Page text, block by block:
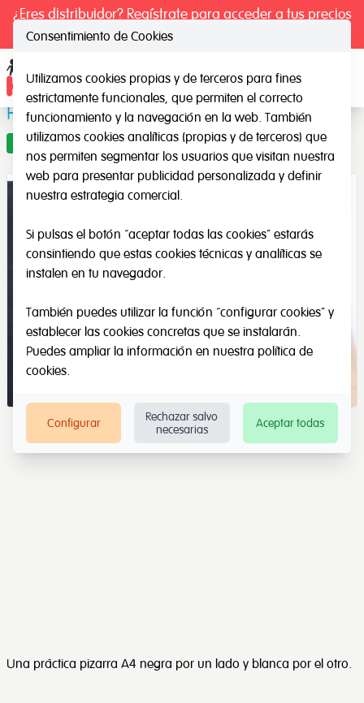
¿Eres distribuidor? Regístrate para acceder a tus precios
exclusivos.
Pizarrita Blanca y Negra
Oferta
Una práctica pizarra A4 negra por un lado y blanca por el otro.
Consentimiento de Cookies
Utilizamos cookies propias y de terceros para fines
estrictamente funcionales, que permiten el correcto
funcionamiento y la navegación en la web. También
utilizamos cookies analíticas (propias y de terceros) que
nos permiten segmentar los usuarios que visitan nuestra
web para presentar publicidad personalizada y definir
nuestra estrategia comercial.
Si pulsas el botón “aceptar todas las cookies” estarás
consintiendo que estas cookies técnicas y analíticas se
instalen en tu navegador.
También puedes utilizar la función “configurar cookies” y
establecer las cookies concretas que se instalarán.
Puedes ampliar la información en nuestra política de
cookies.
Configurar
Rechazar salvo
necesarias
Aceptar todas